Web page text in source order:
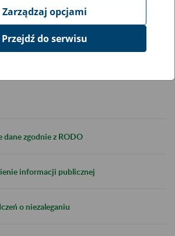
dane zgodnie z RODO
informacji publicznej
o niezaleganiu
Zarządzaj opcjami
Przejdź do serwisu